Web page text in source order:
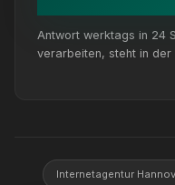
Antwort werktags in 24
verarbeiten, steht in der
Internetagentur